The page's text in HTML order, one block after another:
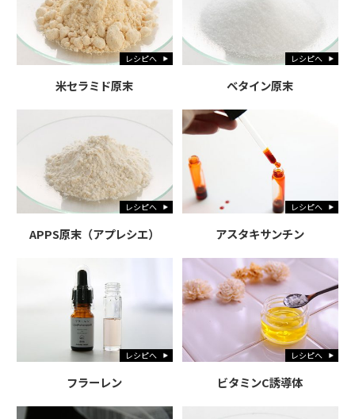
レシピへ
米セラミド原末
レシピへ
ベタイン原末
レシピへ
APPS原末（アプレシエ）
レシピへ
アスタキサンチン
レシピへ
フラーレン
レシピへ
ビタミンC誘導体